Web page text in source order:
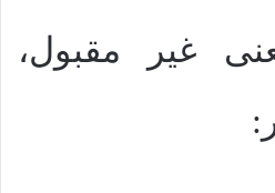
غير مقبول،